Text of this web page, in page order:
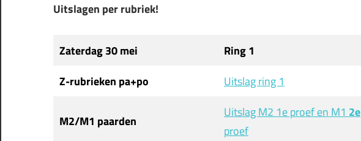
Uitslagen per rubriek!
Zaterdag 30 mei Ring 1
Z-rubrieken pa+po
Uitslag ring 1
M2/M1 paarden
Uitslag M2 1e proef en M12e
proef